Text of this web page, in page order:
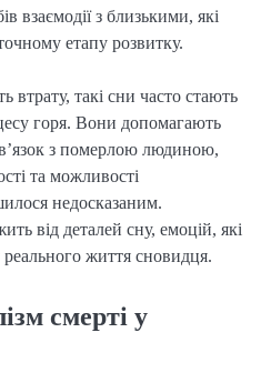
взаємодії з близькими, які
етапу розвитку.
втрату, такі сни часто стають
горя. Вони допомагають
з померлою людиною,
та можливості
недосказаним.
від деталей сну, емоцій, які
життя сновидця.
смерті у